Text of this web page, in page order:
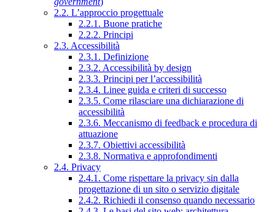
2.2. L’approccio progettuale
2.2.1. Buone pratiche
2.2.2. Principi
2.3. Accessibilità
2.3.1. Definizione
2.3.2. Accessibilità by design
2.3.3. Principi per l’accessibilità
2.3.4. Linee guida e criteri di successo
2.3.5. Come rilasciare una dichiarazione di
accessibilità
2.3.6. Meccanismo di feedback e procedura di
attuazione
2.3.7. Obiettivi accessibilità
2.3.8. Normativa e approfondimenti
2.4. Privacy
2.4.1. Come rispettare la privacy sin dalla
progettazione di un sito o servizio digitale
2.4.2. Richiedi il consenso quando necessario